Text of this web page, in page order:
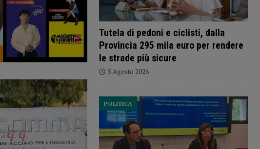
Tutela di pedoni e ciclisti, dalla
Provincia 295 mila euro per rendere
le strade più sicure
5 Agosto 2026
POLITICA